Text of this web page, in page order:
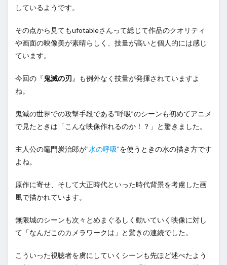
しているようです。
その点から見てもufotableさんって総じて作品のクオリティ
や画面の映像美が素晴らしく、技量が高いと個人的には感じ
ています。
今回の『鬼滅の刃 』も例外なく技量が発揮されていますよ
ね。
鬼滅の世界での攻撃手段である”呼吸”のシーンも初めてアニメ
で見たときは「こんな映像作れるのか！？」と驚きました。
主人公の竈門炭治郎が”水の呼吸”を使うときの水の描き方です
よね。
原作に寄せ、そして大正時代といった時代背景を考慮した画
風で描かれています。
無限城のシーンも次々とめまぐるしく動いていく映像に対し
て「なんだこのカメラワークは」と驚きの連続でした。
こういった視聴者を虜にしていくシーンも先ほど述べたよう